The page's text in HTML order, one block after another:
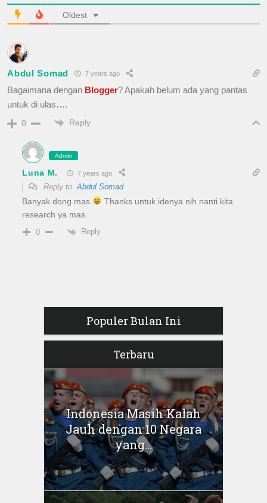
Oldest
Abdul Somad 7 years ago
Bagaimana dengan Blogger? Apakah belum ada yang pantas
untuk di ulas….
0 Reply
Admin
Luna M. 7 years ago
Reply toAbdul Somad
Banyak dong mas
Thanks untuk idenya nih nanti kita
research ya mas.
0 Reply
Populer Bulan Ini
Terbaru
Indonesia Masih Kalah
Jauh dengan 10 Negara
yang...